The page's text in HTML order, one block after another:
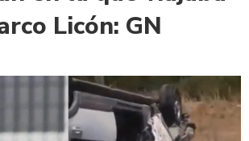
Licón: GN